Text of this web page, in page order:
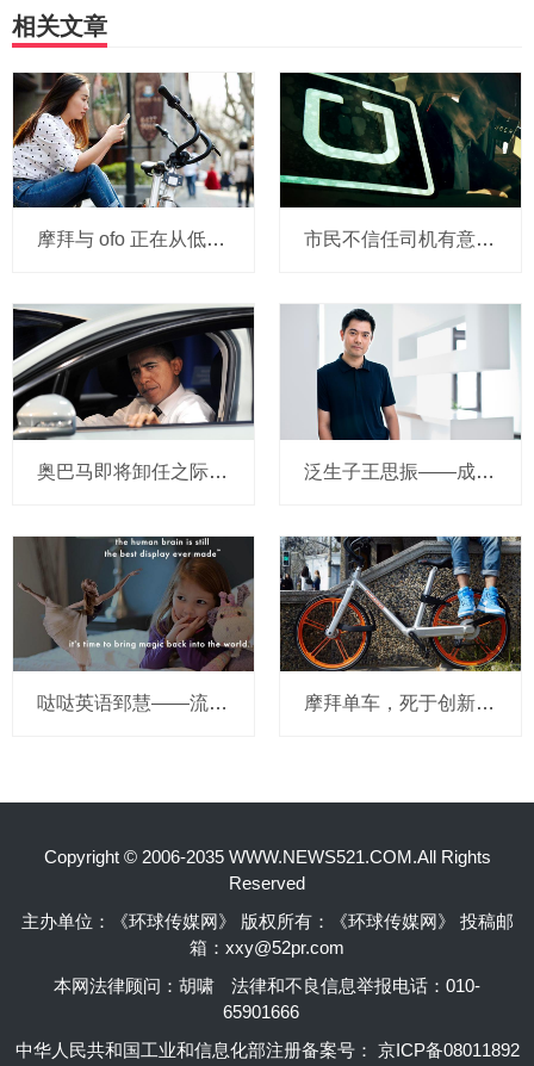
相关文章
摩拜与 ofo 正在从低端出发颠覆滴滴？三家的机会与风险 市民不信任司机有意见，Uber的匹兹堡自动驾驶路试难度不小，路况也来捣乱
奥巴马即将卸任之际，要让无人驾驶汽车合法化？ 泛生子王思振——成立两年，融资数亿，基因检测如何帮助人类战胜癌症？
哒哒英语郅慧——流量这杯毒酒，你还喝吗？ 摩拜单车，死于创新的一百万种方式
Copyright © 2006-2035 WWW.NEWS521.COM.All Rights
Reserved
主办单位：《环球传媒网》 版权所有：《环球传媒网》 投稿邮
箱：xxy@52pr.com
本网法律顾问：胡啸
法律和不良信息举报电话：010-
65901666
中华人民共和国工业和信息化部注册备案号： 京ICP备08011892